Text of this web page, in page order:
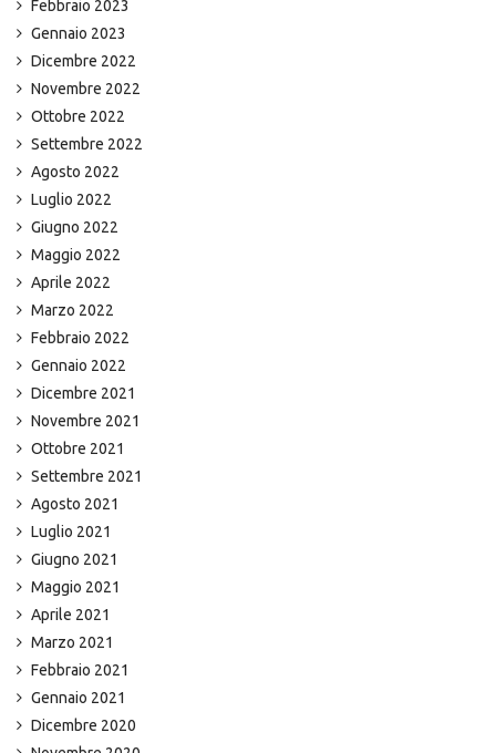
Febbraio 2023
Gennaio 2023
Dicembre 2022
Novembre 2022
Ottobre 2022
Settembre 2022
Agosto 2022
Luglio 2022
Giugno 2022
Maggio 2022
Aprile 2022
Marzo 2022
Febbraio 2022
Gennaio 2022
Dicembre 2021
Novembre 2021
Ottobre 2021
Settembre 2021
Agosto 2021
Luglio 2021
Giugno 2021
Maggio 2021
Aprile 2021
Marzo 2021
Febbraio 2021
Gennaio 2021
Dicembre 2020